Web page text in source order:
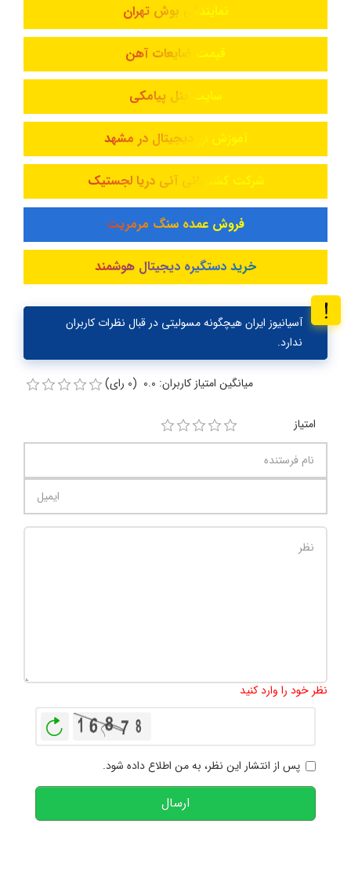
نمایندگی بوش تهران
قیمت ضایعات آهن
سایت پنل پیامکی
آموزش ارز دیجیتال در مشهد
شرکت کشتیرانی آنی دریا لجستیک
فروش عمده سنگ مرمریت
خرید دستگیره دیجیتال هوشمند
آسیانیوز ایران هیچگونه مسولیتی در قبال نظرات کاربران
ندارد.
میانگین امتیاز کاربران: 0.0 (0 رای)
امتیاز
نظر خود را وارد کنید
پس از انتشار این نظر، به من اطلاع داده شود.
ارسال